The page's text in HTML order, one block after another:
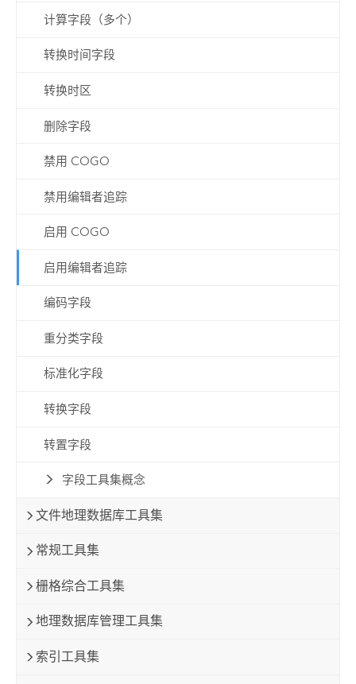
计算字段（多个）
转换时间字段
转换时区
删除字段
禁用 COGO
禁用编辑者追踪
启用 COGO
启用编辑者追踪
编码字段
重分类字段
标准化字段
转换字段
转置字段
字段工具集概念
文件地理数据库工具集
常规工具集
栅格综合工具集
地理数据库管理工具集
索引工具集